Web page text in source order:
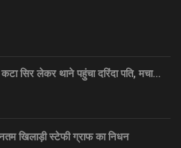
कटा सिर लेकर थाने पहुंचा दरिंदा पति, मचा…
खिलाड़ी स्टेफी ग्राफ का निधन